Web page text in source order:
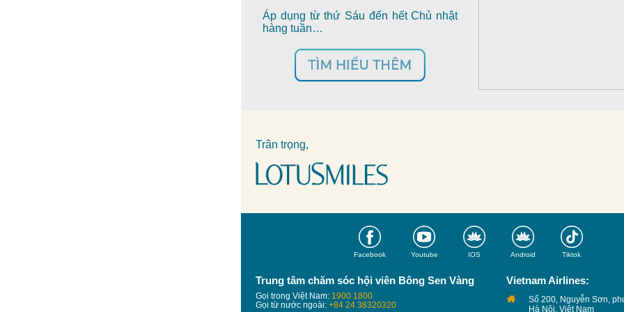
Áp dụng từ thứ Sáu đến hết Chủ nhật
hàng tuần…
Trân trọng,
Facebook Youtube IOS Android Tiktok
Trung tâm chăm sóc hội viên Bông Sen Vàng
Gọi trong Việt Nam: 1900 1800
Gọi từ nước ngoài: +84 24 38320320
Vietnam Airlines:
Số 200, Nguyễn Sơn,
Hà Nội, Việt Nam